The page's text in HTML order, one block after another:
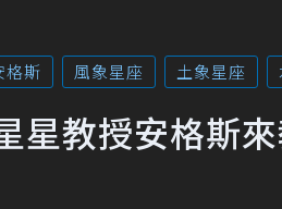
格斯 風象星座 土象星座
星教授安格斯